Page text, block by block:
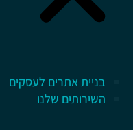
בניית אתרים לעסקים
השירותים שלנו